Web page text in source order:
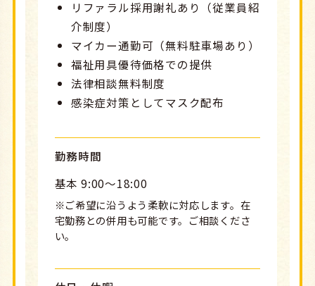
リファラル採用謝礼あり（従業員紹
介制度）
マイカー通勤可（無料駐車場あり）
福祉用具優待価格での提供
法律相談無料制度
感染症対策としてマスク配布
勤務時間
基本 9:00～18:00
※ご希望に沿うよう柔軟に対応します。在
宅勤務との併用も可能です。ご相談くださ
い。